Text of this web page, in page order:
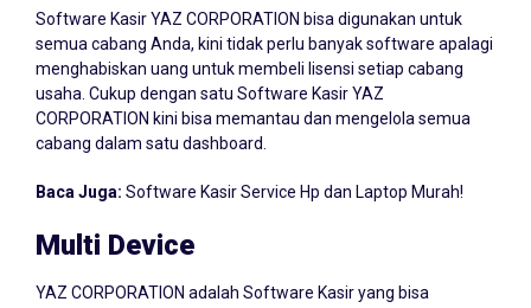
semua cabang Anda, kini tidak perlu banyak software apalagi
menghabiskan uang untuk membeli lisensi setiap cabang
usaha. Cukup dengan satu Software Kasir YAZ
CORPORATION kini bisa memantau dan mengelola semua
cabang dalam satu dashboard.
digunakan di segala jenis perangkat. Mulai dari laptop,